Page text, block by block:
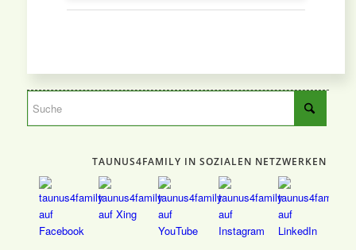
TAUNUS4FAMILY IN SOZIALEN NETZWERKEN